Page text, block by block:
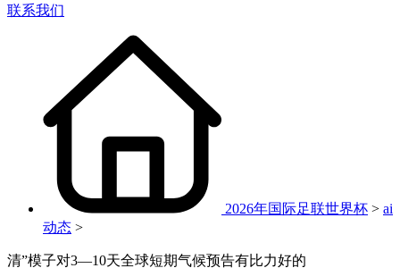
联系我们
2026年国际足联世界杯 > ai
动态 >
清”模子对3—10天全球短期气候预告有比力好的